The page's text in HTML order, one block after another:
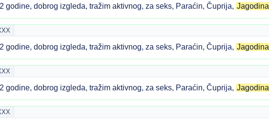
godine, dobrog izgleda, tražim aktivnog, za seks, Paraćin, Čuprija, Jagodina
godine, dobrog izgleda, tražim aktivnog, za seks, Paraćin, Čuprija, Jagodina
godine, dobrog izgleda, tražim aktivnog, za seks, Paraćin, Čuprija, Jagodina